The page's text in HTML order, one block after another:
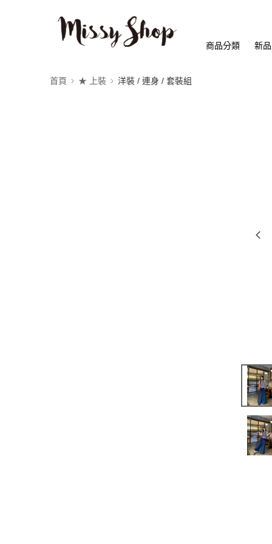
商品分類 新
首頁 ★ 上裝 洋裝 / 連身 / 套裝組